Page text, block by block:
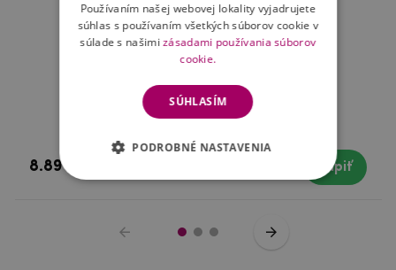
Ochranné sklo pre mobil Nokia 8.3 5G
8.89 € Kúpiť
Používaním našej webovej lokality vyjadrujete
súhlas s používaním všetkých súborov cookie v
súlade s našimizásadami používania súborov
cookie.
SÚHLASÍM
PODROBNÉ NASTAVENIA